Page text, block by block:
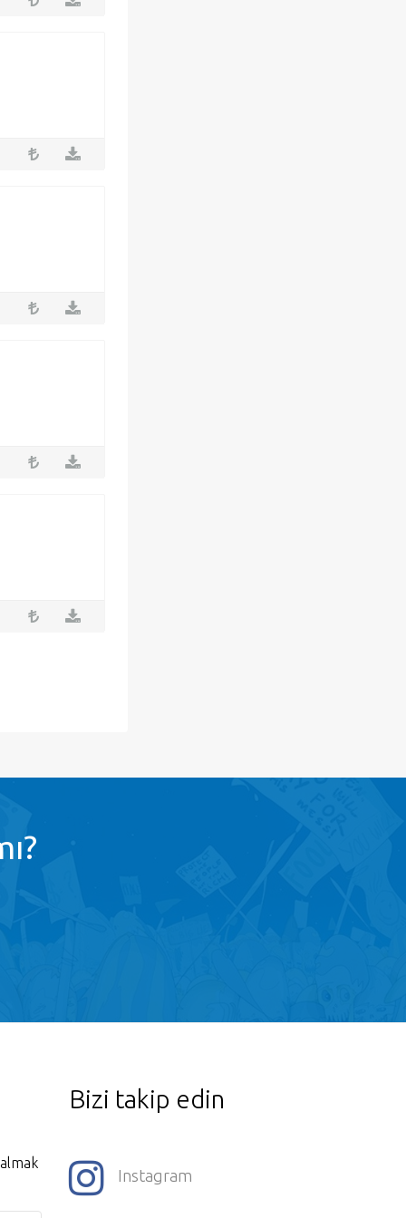
Bizi takip edin
Instagram